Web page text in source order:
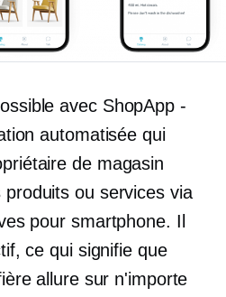
avec ShopApp -
automatisée qui
de magasin
ou services via
pour smartphone. Il
ce qui signifie que
allure sur n'importe